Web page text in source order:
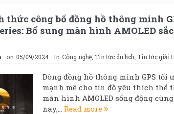
thức công bố đồng hồ thông minh
Bổ sung màn hình AMOLED
on:05/09/2024 In:Công nghệ, Tin tức du lịch Tin tức giải
Dòng đồng hồ thông minh GPS tối
mạnh mẽ cho tín đồ yêu thích thể
màn hình AMOLED sống động
nay,... Read more